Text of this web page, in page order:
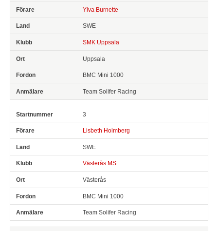
Ylva Burnette
SWE
SMK Uppsala
Uppsala
BMC Mini 1000
Team Solifer Racing
3
Lisbeth Holmberg
SWE
Västerås MS
Västerås
BMC Mini 1000
Team Solifer Racing